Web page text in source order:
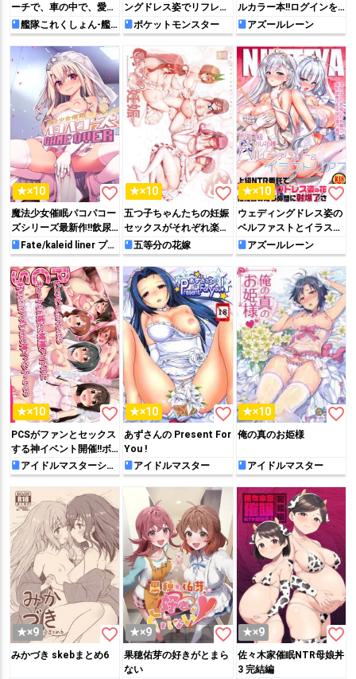
ーチで、車の中で、愛の
巣でヤリまくり‼︎書き下
ろしの子作りセックスも
収録した大ボリューム総
集本♡
艦隊これくしょん-艦
これ-
ングドレス姿でリフレの
常連さん達のチ◯ポにご
奉仕しちゃいます♡
ポケットモンスター
ルカラー本!!ログインを
怠った指揮官に妙な通知
が来たので覗いてみると
他の男たちに犯されまく
る愛宕の姿が…
アズールレーン
★×10 favorite_border
魔法少女催眠パコパコー
ズシリーズ最新作!!飲尿
させられるクロやウェデ
ィングドレス姿で婚礼射
精されてイキ狂うイリヤ
ちゃんなど今回も見応え
抜群です♡
Fate/kaleid liner プリ
ズマ☆イリヤ
★×10 favorite_border
五つ子ちゃんたちの妊娠
セックスがそれぞれ楽し
めるフルカラー本!!ボテ
腹を晒しながらの生ハメ
セックスから出産後の授
乳してあげる姿など終始
目が離せない♡
五等分の花嫁
★×10 favorite_border
ウェディングドレス姿の
ベルファストとイラスト
リアスが見知らぬ男に10
時間ひたすら犯される弐
十手屋のフルカラーNTR
本!!
アズールレーン
★×10 favorite_border
PCSがファンとセックス
する神イベント開催!!ボ
テ腹になるまで中出しし
まくり!!
アイドルマスターシン
デレラガールズ
★×10 favorite_border
あずさんの Present For
You !
アイドルマスター
★×10 favorite_border
俺の真のお姫様
アイドルマスター
★×9 favorite_border
みかづき skebまとめ6
★×9 favorite_border
果穂佑芽の好きがとまら
ない
★×9 favorite_border
佐々木家催眠NTR母娘丼
3 完結編